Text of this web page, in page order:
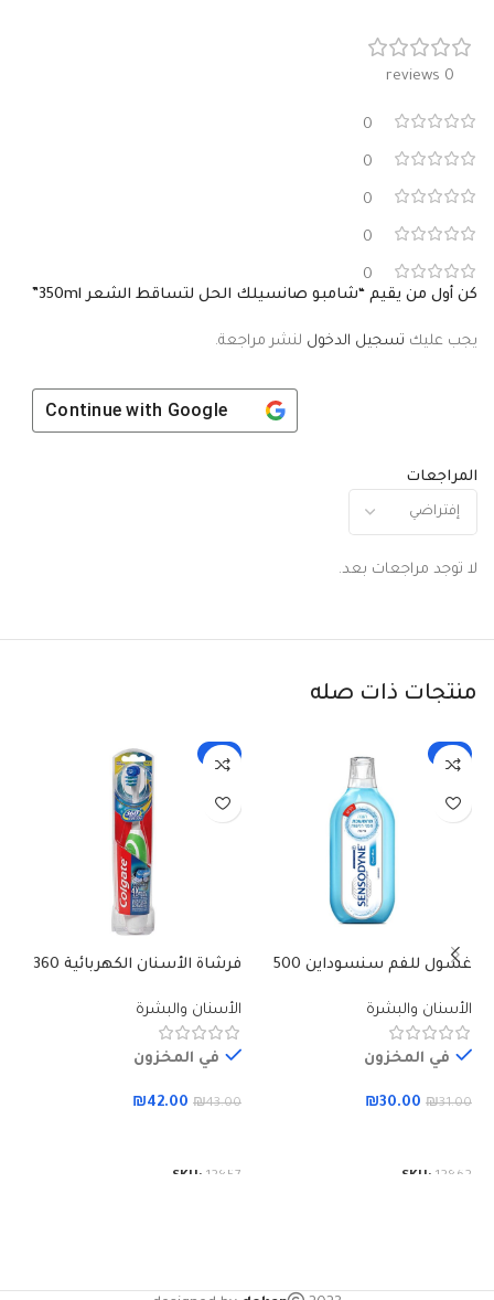
0 reviews
0
0
0
0
0
المراجعات
لا توجد مراجعات بعد.
كن أول من يقيم “شامبو صانسيلك الحل لتساقط الشعر 350ml”
يجب عليك تسجيل الدخول لنشر مراجعة.
Continue with Google
منتجات ذات صله
غسول للفم سنسوداين 500
الأسنان والبشرة
في المخزون
₪31.00
₪30.00
SKU: 12862
-2%
فرشاة الأسنان الكهربائية 360
الأسنان والبشرة
في المخزون
₪43.00
₪42.00
SKU: 12857